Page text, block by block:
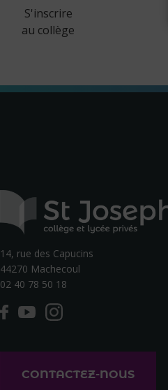
S'inscrire
au collège
14, rue des Capucins
44270 Machecoul
02 40 78 50 18
CONTACTEZ-NOUS